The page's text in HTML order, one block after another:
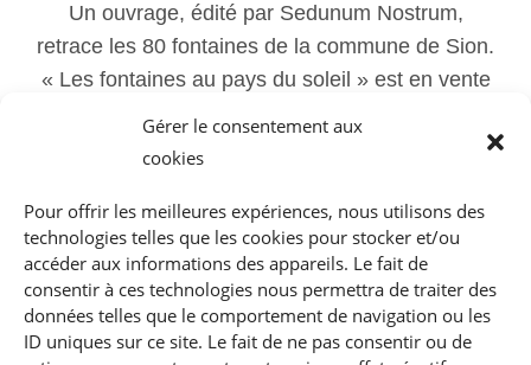
Gérer le consentement aux
cookies
Pour offrir les meilleures expériences, nous utilisons des
technologies telles que les cookies pour stocker et/ou
accéder aux informations des appareils. Le fait de
consentir à ces technologies nous permettra de traiter des
données telles que le comportement de navigation ou les
ID uniques sur ce site. Le fait de ne pas consentir ou de
Un ouvrage, édité par Sedunum Nostrum,
retrace les 80 fontaines de la commune de Sion.
« Les fontaines au pays du soleil » est en vente
à l’office du tourisme de Sion, à la librairie La
Liseuse ou sur le site de sedunum.ch au prix de
COMMANDER LE LIVRE